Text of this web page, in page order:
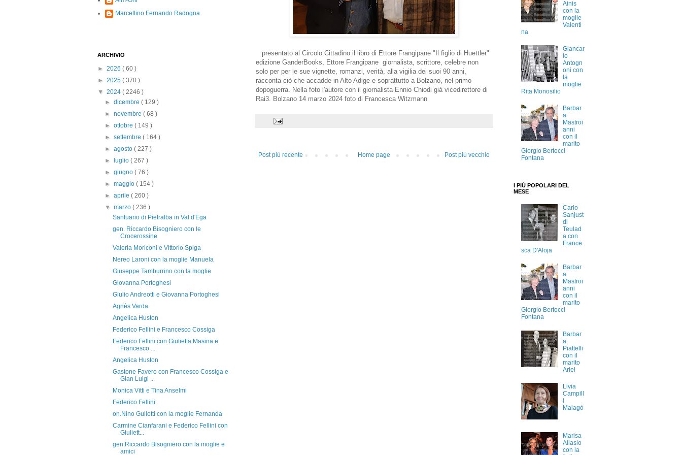
presentato al Circolo Cittadino il libro di Ettore Frangipane "Il figlio di Huettler"
edizione GanderBooks, Ettore Frangipane giornalista, scrittore, celebre non
solo per per le sue vignette, romanzi, verità, alla vigilia dei suoi 90 anni,
racconta ciò che accadde in Alto Adige e soprattutto a Bolzano, nel primo
dopoguerra. Nella foto l'autore con il giornalista Ennio Chiodi già vicedirettore di
Rai3. Bolzano 14 marzo 2024 foto di Francesca Witzmann
Post più recente Post più vecchio
Home page
Marcellino Fernando Radogna
ARCHIVIO
► 2026 ( 60 )
► 2025 ( 370 )
▼ 2024 ( 2246 )
►dicembre( 129 )
►novembre( 68 )
►ottobre( 149 )
►settembre( 164 )
►agosto( 227 )
►
luglio( 267 )
►giugno( 76 )
►maggio( 154 )
►aprile( 260 )
▼marzo( 236 )
Santuario di Pietralba in Val d'Ega
gen. Riccardo Bisogniero con le
Crocerossine
Valeria Moriconi e Vittorio Spiga
Nereo Laroni con la moglie Manuela
Giuseppe Tamburrino con la moglie
Giovanna Portoghesi
Giulio Andreotti e Giovanna Portoghesi
Agnès Varda
Angelica Huston
Federico Fellini e Francesco Cossiga
Federico Fellini con Giulietta Masina e
Francesco ...
Angelica Huston
Gastone Favero con Francesco Cossiga e
Gian Luigi ...
Monica Vitti e Tina Anselmi
Federico Fellini
on.Nino Gullotti con la moglie Fernanda
Carmine Cianfarani e Federico Fellini con
Giuliett...
gen.Riccardo Bisogniero con la moglie e
amici
Ainis
con la
moglie
Valenti
na
Giancar
lo
Antogn
oni con
la
moglie
Rita Monosilio
Barbar
a
Mastroi
anni
con il
marito
Giorgio Bertocci
Fontana
I PIÙ POPOLARI DEL
MESE
Carlo
Sanjust
di
Teulad
a con
France
sca D'Aloja
Barbar
a
Mastroi
anni
con il
marito
Giorgio Bertocci
Fontana
Barbar
a
Piattelli
con il
marito
Ariel
Livia
Campill
i
Malagò
Marisa
Allasio
con la